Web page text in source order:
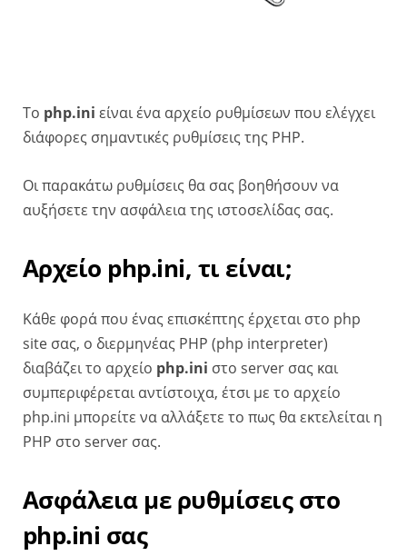
Το php.ini είναι ένα αρχείο ρυθμίσεων που ελέγχει
διάφορες σημαντικές ρυθμίσεις της PHP.
Οι παρακάτω ρυθμίσεις θα σας βοηθήσουν να
αυξήσετε την ασφάλεια της ιστοσελίδας σας.
Αρχείο php.ini, τι είναι;
Κάθε φορά που ένας επισκέπτης έρχεται στο php
site σας, ο διερμηνέας PHP (php interpreter)
διαβάζει το αρχείο php.ini στο server σας και
συμπεριφέρεται αντίστοιχα, έτσι με το αρχείο
php.ini μπορείτε να αλλάξετε το πως θα εκτελείται η
PHP στο server σας.
Aσφάλεια με ρυθμίσεις στο
php.ini σας